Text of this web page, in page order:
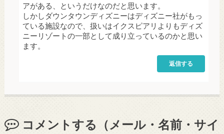
アがある、というだけなのだと思います。
しかしダウンタウンディズニーはディズニー社がもっ
ている施設なので、扱いはイクスピアリよりもディズ
ニーリゾートの一部として成り立っているのかと思い
ます。
返信する
コメントする（メール・名前・サイ